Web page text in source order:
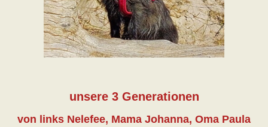
unsere 3 Generationen
von links Nelefee, Mama Johanna, Oma Paula